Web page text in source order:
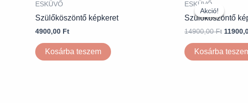
ESKÜVŐ
Szülőköszöntő képkeret
4900,00 Ft
Kosárba teszem
Akció!
Akció!
ESKÜVŐ
Szülőköszöntő
14900,00Ft
Kosárba